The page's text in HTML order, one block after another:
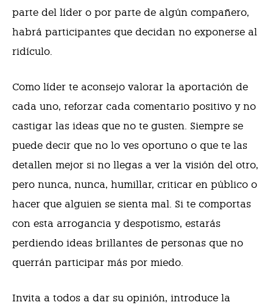
parte del líder o por parte de algún compañero,
habrá participantes que decidan no exponerse al
ridículo.
Como líder te aconsejo valorar la aportación de
cada uno, reforzar cada comentario positivo y no
castigar las ideas que no te gusten. Siempre se
puede decir que no lo ves oportuno o que te las
detallen mejor si no llegas a ver la visión del otro,
pero nunca, nunca, humillar, criticar en público o
hacer que alguien se sienta mal. Si te comportas
con esta arrogancia y despotismo, estarás
perdiendo ideas brillantes de personas que no
querrán participar más por miedo.
Invita a todos a dar su opinión, introduce la